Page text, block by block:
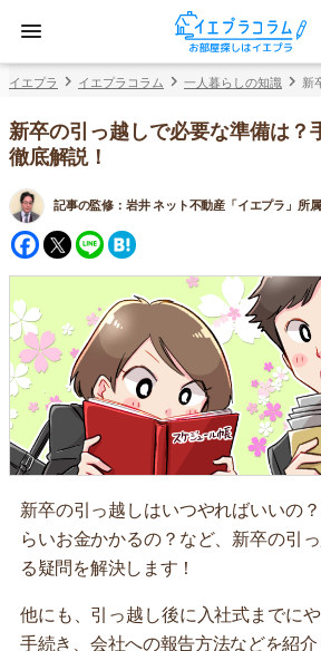
イエプラ イエプラコラム 一人暮らしの知識 新
新卒の引っ越しで必要な準備は？
徹底解説！
記事の監修： 岩井 ネット不動産「イエプラ」所属
Facebook
Twitter
Line
新卒の引っ越しはいつやればいいの
らいお金かかるの？など、新卒の引
る疑問を解決します！
他にも、引っ越し後に入社式までに
手続き、会社への報告方法などを紹介